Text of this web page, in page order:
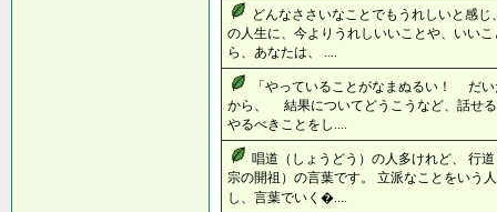
どんなささいなことでもうれしいと感
の人生に、今よりうれしいいことや、いい
ら、あなたは、 ....
「やっていることがなまぬるい！ だ
から、 結果についてどうこうなど、話せ
やるべきことをし....
唱道（しょうどう）の人多けれど、 行
宗の開祖）の言葉です。 立派なことをいう
し、言葉でいく�....